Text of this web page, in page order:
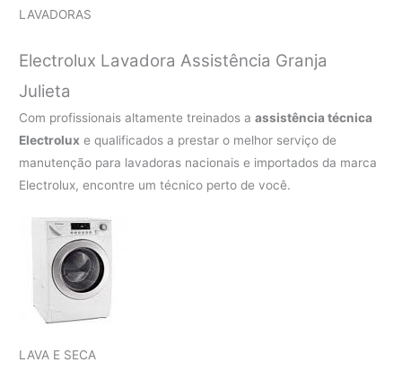
LAVADORAS
Electrolux Lavadora Assistência Granja
Julieta
Com profissionais altamente treinados aassistência técnica
Electrolux e qualificados a prestar o melhor serviço de
manutenção para lavadoras nacionais e importados da marca
Electrolux, encontre um técnico perto de você.
LAVA E SECA